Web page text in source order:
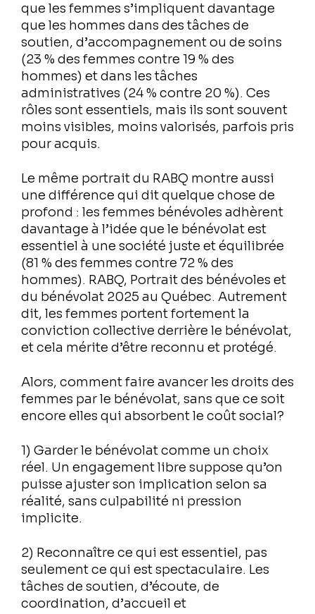
que les femmes s’impliquent davantage
que les hommes dans des tâches de
soutien, d’accompagnement ou de soins
(23 % des femmes contre 19 % des
hommes) et dans les tâches
administratives (24 % contre 20 %). Ces
rôles sont essentiels, mais ils sont souvent
moins visibles, moins valorisés, parfois pris
pour acquis.
Le même portrait du RABQ montre aussi
une différence qui dit quelque chose de
profond : les femmes bénévoles adhèrent
davantage à l’idée que le bénévolat est
essentiel à une société juste et équilibrée
(81 % des femmes contre 72 % des
hommes). RABQ, Portrait des bénévoles et
du bénévolat 2025 au Québec. Autrement
dit, les femmes portent fortement la
conviction collective derrière le bénévolat,
et cela mérite d’être reconnu et protégé.
Alors, comment faire avancer les droits des
femmes par le bénévolat, sans que ce soit
encore elles qui absorbent le coût social?
1) Garder le bénévolat comme un choix
réel. Un engagement libre suppose qu’on
puisse ajuster son implication selon sa
réalité, sans culpabilité ni pression
implicite.
2) Reconnaître ce qui est essentiel, pas
seulement ce qui est spectaculaire. Les
tâches de soutien, d’écoute, de
coordination, d’accueil et